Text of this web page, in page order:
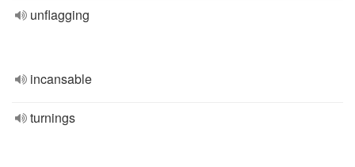
unflagging
incansable
turnings